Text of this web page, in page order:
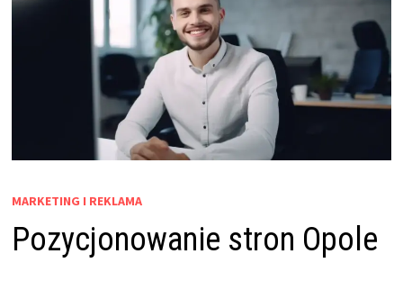
MARKETING I REKLAMA
Pozycjonowanie stron Opole